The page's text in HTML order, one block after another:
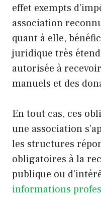
effet exempts
association
quant à elle,
juridique très
autorisée à
manuels et des
En tout cas, ces
une association
les structures
obligatoires à la
publique ou
informations